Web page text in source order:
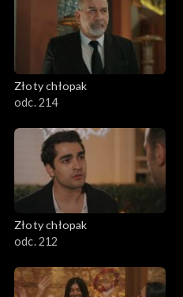
Złoty chłopak
odc. 214
Złoty chłopak
odc. 212